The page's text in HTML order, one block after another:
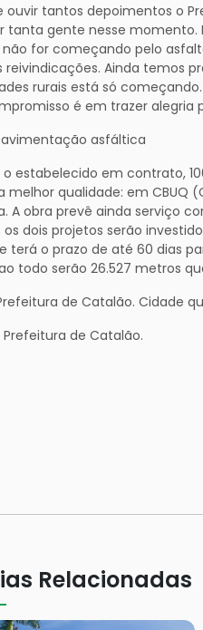
ouvir tantos depoimentos o
tanta gente nesse momento.
não for começando pelo
reivindicações. Ainda temos
rurais está só
é em trazer alegria
asfáltica
o estabelecido em contrato,
melhor qualidade: em CBUQ
A obra prevê ainda serviço
dois projetos serão
terá o prazo de até 60 dias
todo serão 26.527 metros
de Catalão. Cidade
Prefeitura de Catalão.
Relacionadas